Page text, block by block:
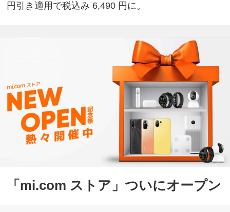
円引き適用で税込み 6,490 円に。
「mi.com ストア」ついにオープン